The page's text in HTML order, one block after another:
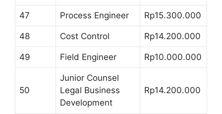
47 Process Engineer Rp15.300.000
48 Cost Control Rp14.200.000
49 Field Engineer Rp10.000.000
50
Junior Counsel
Legal Business
Development
Rp14.200.000